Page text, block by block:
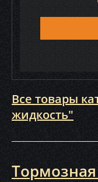
Все товары
жидкость"